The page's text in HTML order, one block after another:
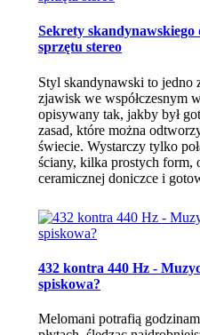
Sekrety
sprzętu stereo
Styl skandynawski to jedno
zjawisk we współczesnym
opisywany tak, jakby był
zasad, które można
świecie. Wystarczy tylko
ściany, kilka prostych
ceramicznej doniczce i
432 kontra 440 Hz -
spiskowa?
Melomani potrafią